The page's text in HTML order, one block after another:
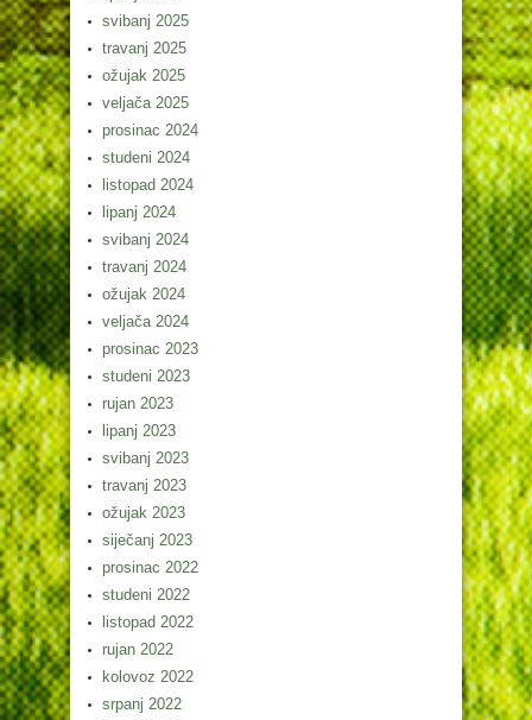
svibanj 2025
travanj 2025
ožujak 2025
veljača 2025
prosinac 2024
studeni 2024
listopad 2024
lipanj 2024
svibanj 2024
travanj 2024
ožujak 2024
veljača 2024
prosinac 2023
studeni 2023
rujan 2023
lipanj 2023
svibanj 2023
travanj 2023
ožujak 2023
siječanj 2023
prosinac 2022
studeni 2022
listopad 2022
rujan 2022
kolovoz 2022
srpanj 2022